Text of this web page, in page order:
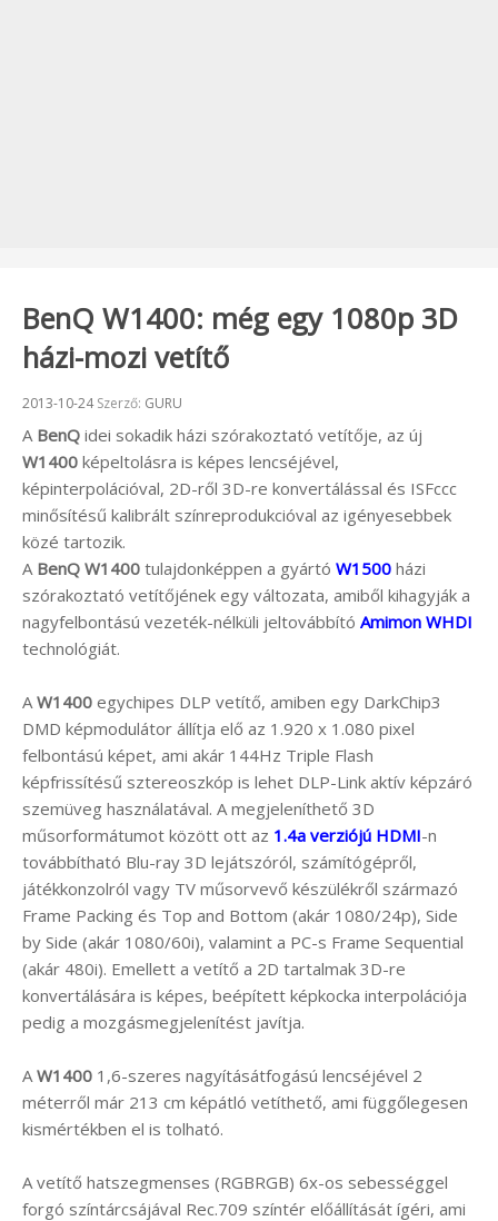
BenQ W1400: még egy 1080p 3D
házi-mozi vetítő
Beküldve:
2013-10-24Szerző: GURU
A BenQ idei sokadik házi szórakoztató vetítője, az új
W1400 képeltolásra is képes lencséjével,
képinterpolációval, 2D-ről 3D-re konvertálással és ISFccc
minősítésű kalibrált színreprodukcióval az igényesebbek
közé tartozik.
A BenQ W1400 tulajdonképpen a gyártó W1500 házi
szórakoztató vetítőjének egy változata, amiből kihagyják a
nagyfelbontású vezeték-nélküli jeltovábbító Amimon WHDI
technológiát.
A W1400 egychipes DLP vetítő, amiben egy DarkChip3
DMD képmodulátor állítja elő az 1.920 x 1.080 pixel
felbontású képet, ami akár 144Hz Triple Flash
képfrissítésű sztereoszkóp is lehet DLP-Link aktív képzáró
szemüveg használatával. A megjeleníthető 3D
műsorformátumot között ott az 1.4a verziójú HDMI-n
továbbítható Blu-ray 3D lejátszóról, számítógépről,
játékkonzolról vagy TV műsorvevő készülékről származó
Frame Packing és Top and Bottom (akár 1080/24p), Side
by Side (akár 1080/60i), valamint a PC-s Frame Sequential
(akár 480i). Emellett a vetítő a 2D tartalmak 3D-re
konvertálására is képes, beépített képkocka interpolációja
pedig a mozgásmegjelenítést javítja.
A W1400 1,6-szeres nagyításátfogású lencséjével 2
méterről már 213 cm képátló vetíthető, ami függőlegesen
kismértékben el is tolható.
A vetítő hatszegmenses (RGBRGB) 6x-os sebességgel
forgó színtárcsájával Rec.709 színtér előállítását ígéri, ami